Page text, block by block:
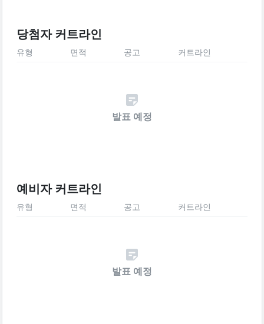
당첨자 커트라인
유형 면적 공고 커트라인
발표 예정
예비자 커트라인
유형 면적 공고 커트라인
발표 예정